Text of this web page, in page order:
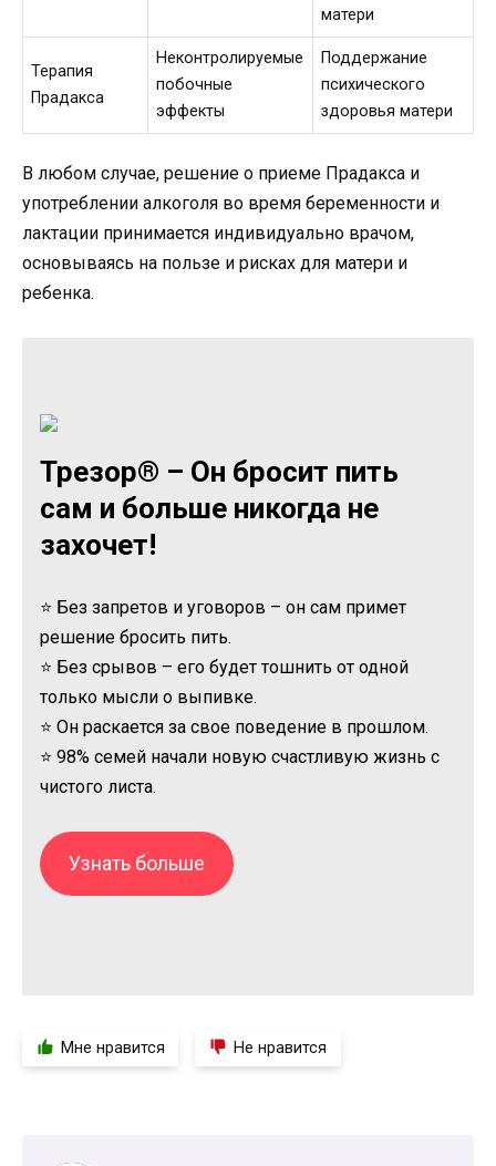
матери
Терапия
Прадакса
Неконтролируемые
побочные
эффекты
Поддержание
психического
здоровья матери
В любом случае, решение о приеме Прадакса и
употреблении алкоголя во время беременности и
лактации принимается индивидуально врачом,
основываясь на пользе и рисках для матери и
ребенка.
Трезор® – Он бросит пить
сам и больше никогда не
захочет!
⭐ Без запретов и уговоров – он сам примет
решение бросить пить.
⭐ Без срывов – его будет тошнить от одной
только мысли о выпивке.
⭐ Он раскается за свое поведение в прошлом.
⭐ 98% семей начали новую счастливую жизнь с
чистого листа.
Узнать больше
Мне нравится Не нравится